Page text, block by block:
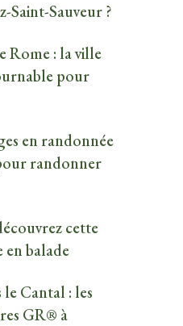
Saint-Sauveur ?
Rome : la ville
pour
en randonnée
randonner
cette
en balade
Cantal : les
GR® à